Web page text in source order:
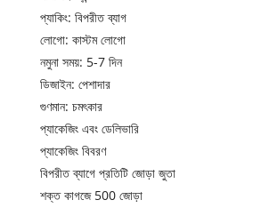
প্যাকিং: বিপরীত ব্যাগ
লোগো: কাস্টম লোগো
নমুনা সময়: 5-7 দিন
ডিজাইন: পেশাদার
গুণমান: চমৎকার
প্যাকেজিং এবং ডেলিভারি
প্যাকেজিং বিবরণ
বিপরীত ব্যাগে প্রতিটি জোড়া জুতা
শক্ত কাগজে 500 জোড়া